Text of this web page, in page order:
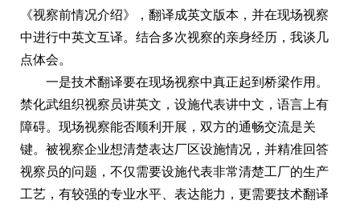
《视察前情况介绍》，翻译成英文版本，并在现场视察
中进行中英文互译。结合多次视察的亲身经历，我谈几
点体会。
一是技术翻译要在现场视察中真正起到桥梁作用。
禁化武组织视察员讲英文，设施代表讲中文，语言上有
障碍。现场视察能否顺利开展，双方的通畅交流是关
键。被视察企业想清楚表达厂区设施情况，并精准回答
视察员的问题，不仅需要设施代表非常清楚工厂的生产
工艺，有较强的专业水平、表达能力，更需要技术翻译